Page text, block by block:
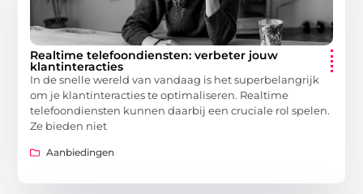
Realtime telefoondiensten: verbeter jouw
klantinteracties
In de snelle wereld van vandaag is het superbelangrijk
om je klantinteracties te optimaliseren. Realtime
telefoondiensten kunnen daarbij een cruciale rol spelen.
Ze bieden niet
Aanbiedingen